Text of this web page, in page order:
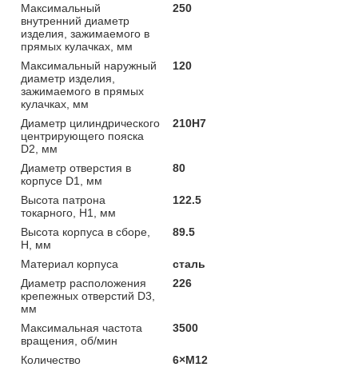
Максимальный
внутренний диаметр
изделия, зажимаемого в
прямых кулачках, мм
250
Максимальный наружный
диаметр изделия,
зажимаемого в прямых
кулачках, мм
120
Диаметр цилиндрического
центрирующего пояска
D2, мм
210Н7
Диаметр отверстия в
корпусе D1, мм
80
Высота патрона
токарного, Н1, мм
122.5
Высота корпуса в сборе,
Н, мм
89.5
Материал корпуса
сталь
Диаметр расположения
крепежных отверстий D3,
мм
226
Максимальная частота
вращения, об/мин
3500
Количество
6×М12